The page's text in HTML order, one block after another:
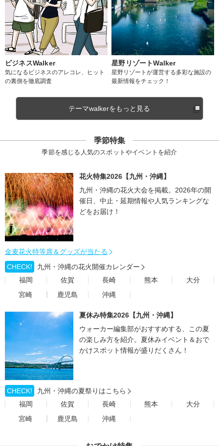
ビジネスWalker
気になるビジネスのアレコレ、ヒット
の裏側を徹底調査
星野リゾートWalker
星野リゾートが運営する多彩な施設の
最新情報をチェック！
テーマwalkerをもっと見る
季節特集
季節を感じる人気のスポットやイベントを紹介
花火特集2026【九州・沖縄】
九州・沖縄の花火大会を掲載。2026年の開
催日、中止・延期情報や人気ランキングな
どをお届け！
金麦花火特等席＆グッズが当たる
CHECK!
九州・沖縄の花火開催カレンダー
福岡
佐賀 長崎 熊本
大分
宮崎
鹿児島 沖縄
夏休み特集2026【九州・沖縄】
ウォーカー編集部がおすすめする、この夏
の楽しみ方を紹介。夏休みイベント＆おで
かけスポット情報が盛りだくさん！
CHECK!
九州・沖縄の夏祭りはこちら
福岡
佐賀 長崎 熊本
大分
宮崎
鹿児島 沖縄